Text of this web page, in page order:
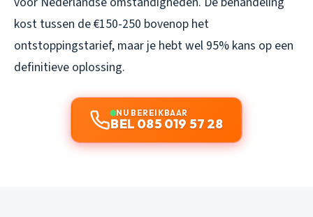
kost tussen de €150-250 bovenop het
ontstoppingstarief, maar je hebt wel 95% kans op een
definitieve oplossing.
NU BEREIKBAAR
BEL 085 019 57 28